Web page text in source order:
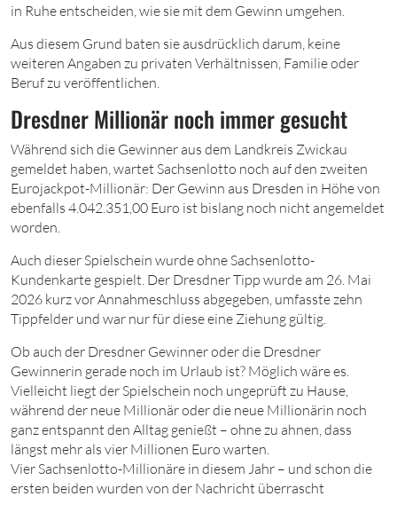
in Ruhe entscheiden, wie sie mit dem Gewinn umgehen.
Aus diesem Grund baten sie ausdrücklich darum, keine
weiteren Angaben zu privaten Verhältnissen, Familie oder
Beruf zu veröffentlichen.
Dresdner Millionär noch immer gesucht
Während sich die Gewinner aus dem Landkreis Zwickau
gemeldet haben, wartet Sachsenlotto noch auf den zweiten
Eurojackpot-Millionär: Der Gewinn aus Dresden in Höhe von
ebenfalls 4.042.351,00 Euro ist bislang noch nicht angemeldet
worden.
Auch dieser Spielschein wurde ohne Sachsenlotto-
Kundenkarte gespielt. Der Dresdner Tipp wurde am 26. Mai
2026 kurz vor Annahmeschluss abgegeben, umfasste zehn
Tippfelder und war nur für diese eine Ziehung gültig.
Ob auch der Dresdner Gewinner oder die Dresdner
Gewinnerin gerade noch im Urlaub ist? Möglich wäre es.
Vielleicht liegt der Spielschein noch ungeprüft zu Hause,
während der neue Millionär oder die neue Millionärin noch
ganz entspannt den Alltag genießt – ohne zu ahnen, dass
längst mehr als vier Millionen Euro warten.
Vier Sachsenlotto-Millionäre in diesem Jahr – und schon die
ersten beiden wurden von der Nachricht überrascht